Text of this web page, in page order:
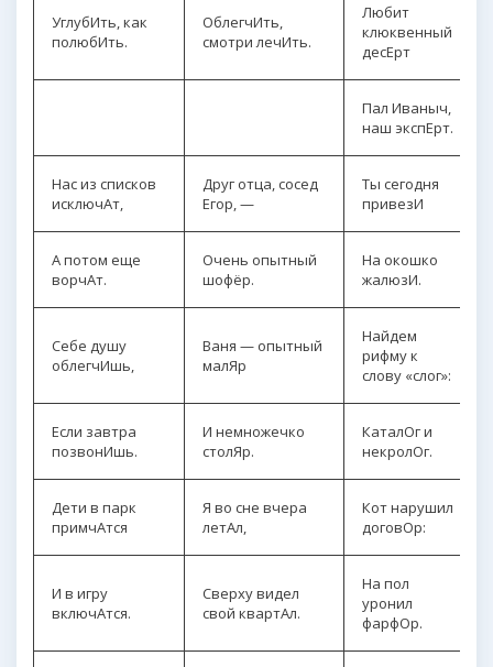
УглубИть, как
полюбИть.
ОблегчИть,
смотри лечИть.
Любит
клюквенный
десЕрт
Пал Иваныч,
наш экспЕрт.
Нас из списков
исключАт,
Друг отца, сосед
Егор, —
Ты сегодня
привезИ
А потом еще
ворчАт.
Очень опытный
шофёр.
На окошко
жалюзИ.
Себе душу
облегчИшь,
Ваня — опытный
малЯр
Найдем
рифму к
слову «слог»:
Если завтра
позвонИшь.
И немножечко
столЯр.
КаталОг и
некролОг.
Дети в парк
примчАтся
Я во сне вчера
летАл,
Кот нарушил
договОр:
И в игру
включАтся.
Сверху видел
свой квартАл.
На пол
уронил
фарфОр.